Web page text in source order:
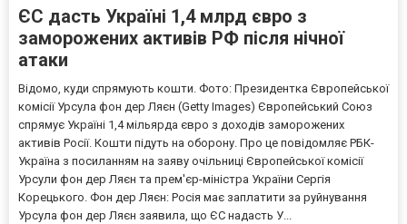
ЄС дасть Україні 1,4 млрд євро з
заморожених активів РФ після нічної
атаки
Відомо, куди спрямують кошти. Фото: Президентка Європейської
комісії Урсула фон дер Ляєн (Getty Images) Європейський Союз
спрямує Україні 1,4 мільярда євро з доходів заморожених
активів Росії. Кошти підуть на оборону. Про це повідомляє РБК-
Україна з посиланням на заяву очільниці Європейської комісії
Урсули фон дер Ляєн та прем'єр-міністра України Сергія
Корецького. Фон дер Ляєн: Росія має заплатити за руйнування
Урсула фон дер Ляєн заявила, що ЄС надасть У...